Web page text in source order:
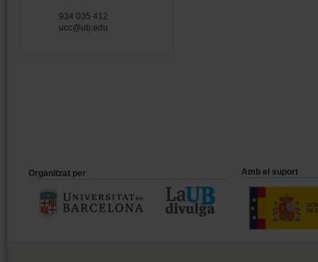
934 035 412
ucc@ub.edu
Organitzat per Amb el suport